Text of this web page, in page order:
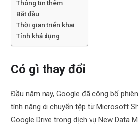
Thông tin thêm
Bắt đầu
Thời gian triển khai
Tính khả dụng
Có gì thay đổi
Đầu năm nay, Google đã công bố
tính năng di chuyển tệp từ Microsoft
Google Drive trong dịch vụ New Data